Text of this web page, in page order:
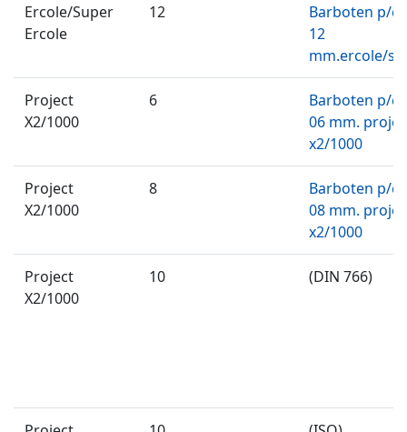
Ercole/Super
Ercole
12
Barboten p/
12
mm.ercole/
Project
X2/1000
6
Barboten p/
06 mm.
x2/1000
Project
X2/1000
8
Barboten p/
08 mm.
x2/1000
Project
X2/1000
10 (DIN 766)